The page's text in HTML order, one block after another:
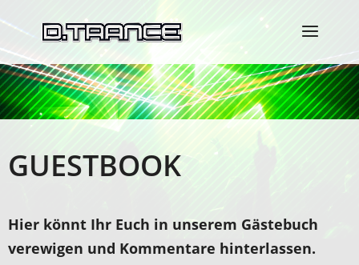
GUESTBOOK
Hier könnt Ihr Euch in unserem Gästebuch
verewigen und Kommentare hinterlassen.